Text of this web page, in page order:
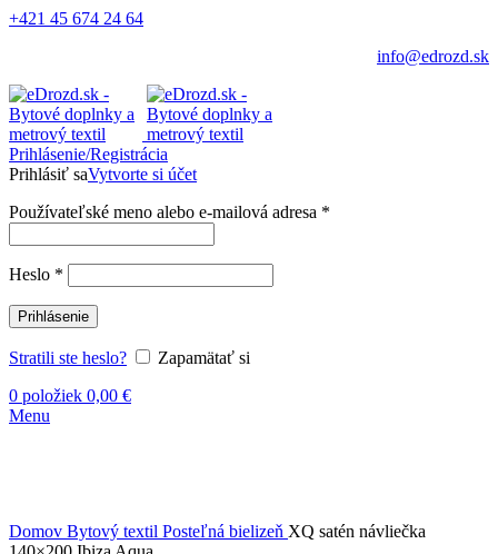
+421 45 674 24 64
info@edrozd.sk
Prihlásenie/Registrácia
Prihlásiť saVytvorte si účet
Používateľské meno alebo e-mailová adresa *
Heslo *
Prihlásenie
Stratili ste heslo?
Zapamätať si
0 položiek 0,00 €
Menu
Domov Bytový textil Posteľná bielizeň XQ satén návliečka